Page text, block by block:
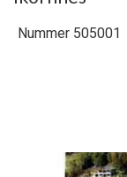
Nummer 505001